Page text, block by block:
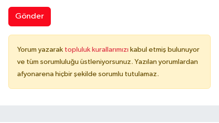
Gönder
Yorum yazarak topluluk kurallarımızı kabul etmiş bulunuyor
ve tüm sorumluluğu üstleniyorsunuz. Yazılan yorumlardan
afyonarena hiçbir şekilde sorumlu tutulamaz.